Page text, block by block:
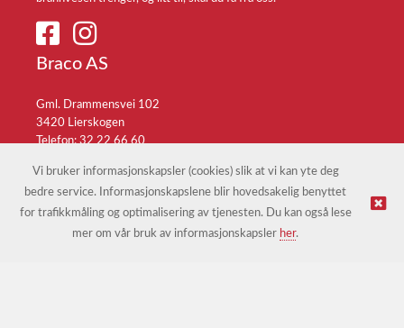
Braco AS
Gml. Drammensvei 102
3420 Lierskogen
Telefon: 32 22 66 60
© Braco AS |Design&implementasjon av Kréatif
Vi bruker informasjonskapsler (cookies) slik at vi kan yte deg
bedre service. Informasjonskapslene blir hovedsakelig benyttet
for trafikkmåling og optimalisering av tjenesten. Du kan også lese
mer om vår bruk av informasjonskapsler her.